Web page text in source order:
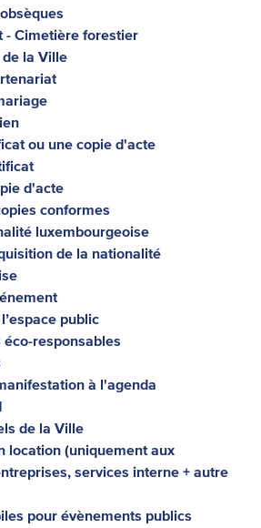
- Cimetière forestier
la Ville
ou une copie d'acte
d'acte
conformes
luxembourgeoise
de la nationalité
public
responsables
à l'agenda
de la Ville
location (uniquement aux
services interne + autre
pour évènements publics